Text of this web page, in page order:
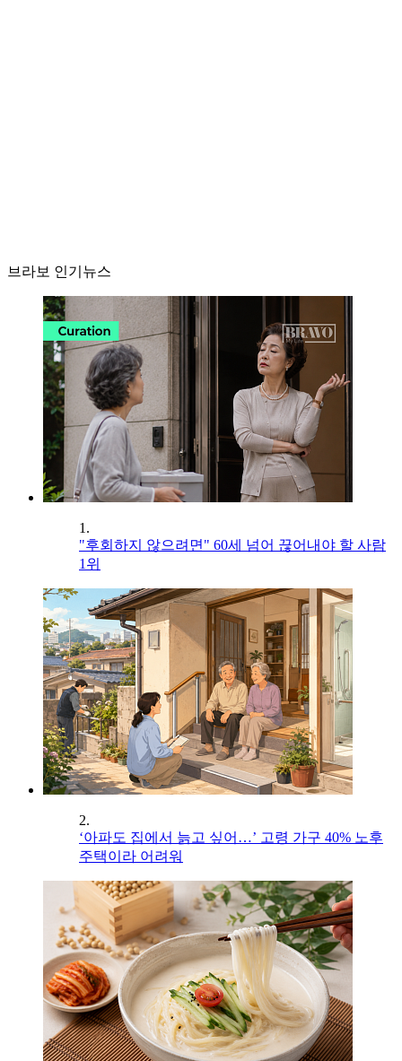
브라보 인기뉴스
1.
"후회하지 않으려면" 60세 넘어 끊어내야 할 사람
1위
2.
‘아파도 집에서 늙고 싶어…’ 고령 가구 40% 노후
주택이라 어려워